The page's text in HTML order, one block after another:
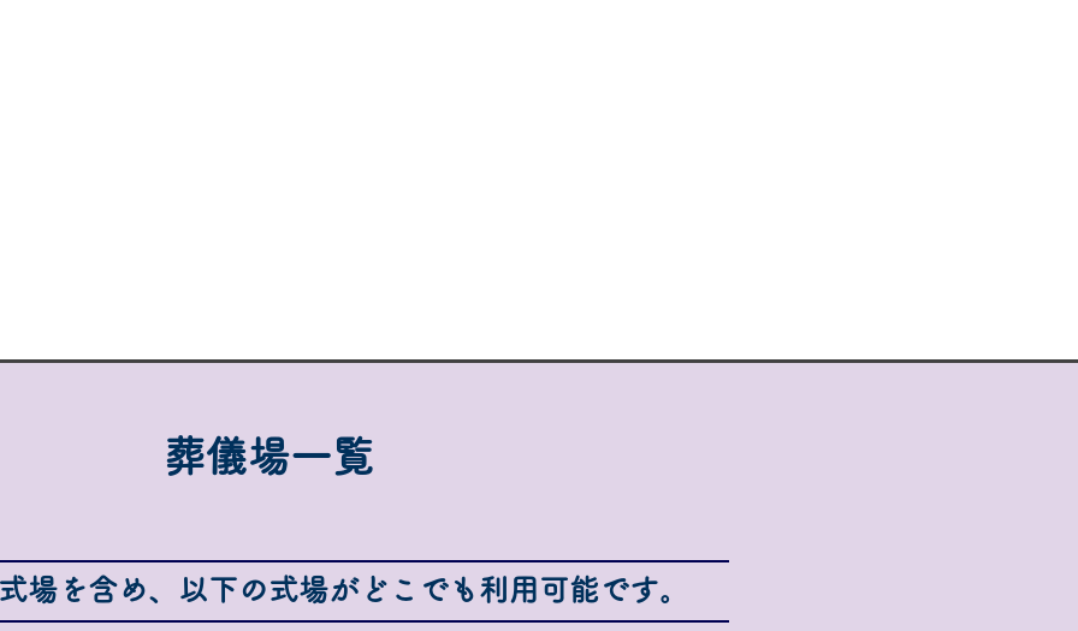
葬儀場一覧
場を含め、以下の式場がどこでも利用可能です。